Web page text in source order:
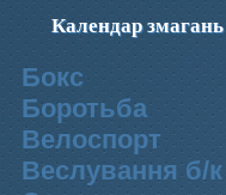
Календар змагань
Бокс
Боротьба
Велоспорт
Веслування б/к